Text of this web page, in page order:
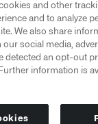
Technologies Inc.
↗
↗
My
and other
and to analyze
We also share
our social media,
detected an opt-out
information is